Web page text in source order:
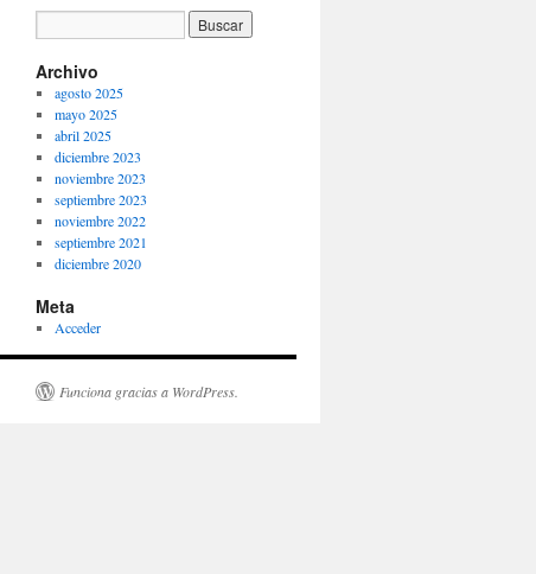
Archivo
agosto 2025
mayo 2025
abril 2025
diciembre 2023
noviembre 2023
septiembre 2023
noviembre 2022
septiembre 2021
diciembre 2020
Meta
Acceder
Funciona gracias a WordPress.